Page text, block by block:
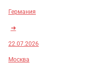
Германия
➜
22.07.2026
Москва